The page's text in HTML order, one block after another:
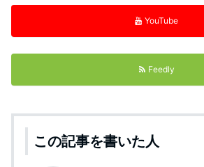
YouTube
Feedly
この記事を書いた人